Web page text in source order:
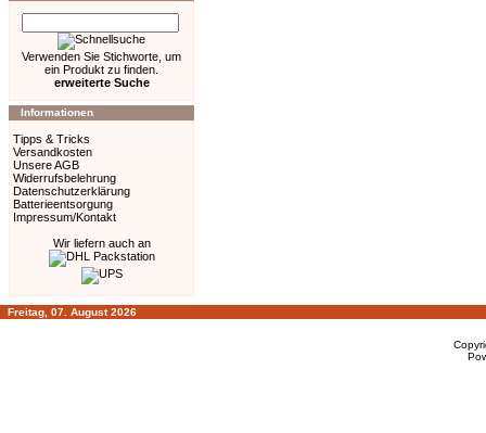
Verwenden Sie Stichworte, um
ein Produkt zu finden.
erweiterte Suche
Informationen
Tipps & Tricks
Versandkosten
Unsere AGB
Widerrufsbelehrung
Datenschutzerklärung
Batterieentsorgung
Impressum/Kontakt
Wir liefern auch an
Freitag, 07. August 2026